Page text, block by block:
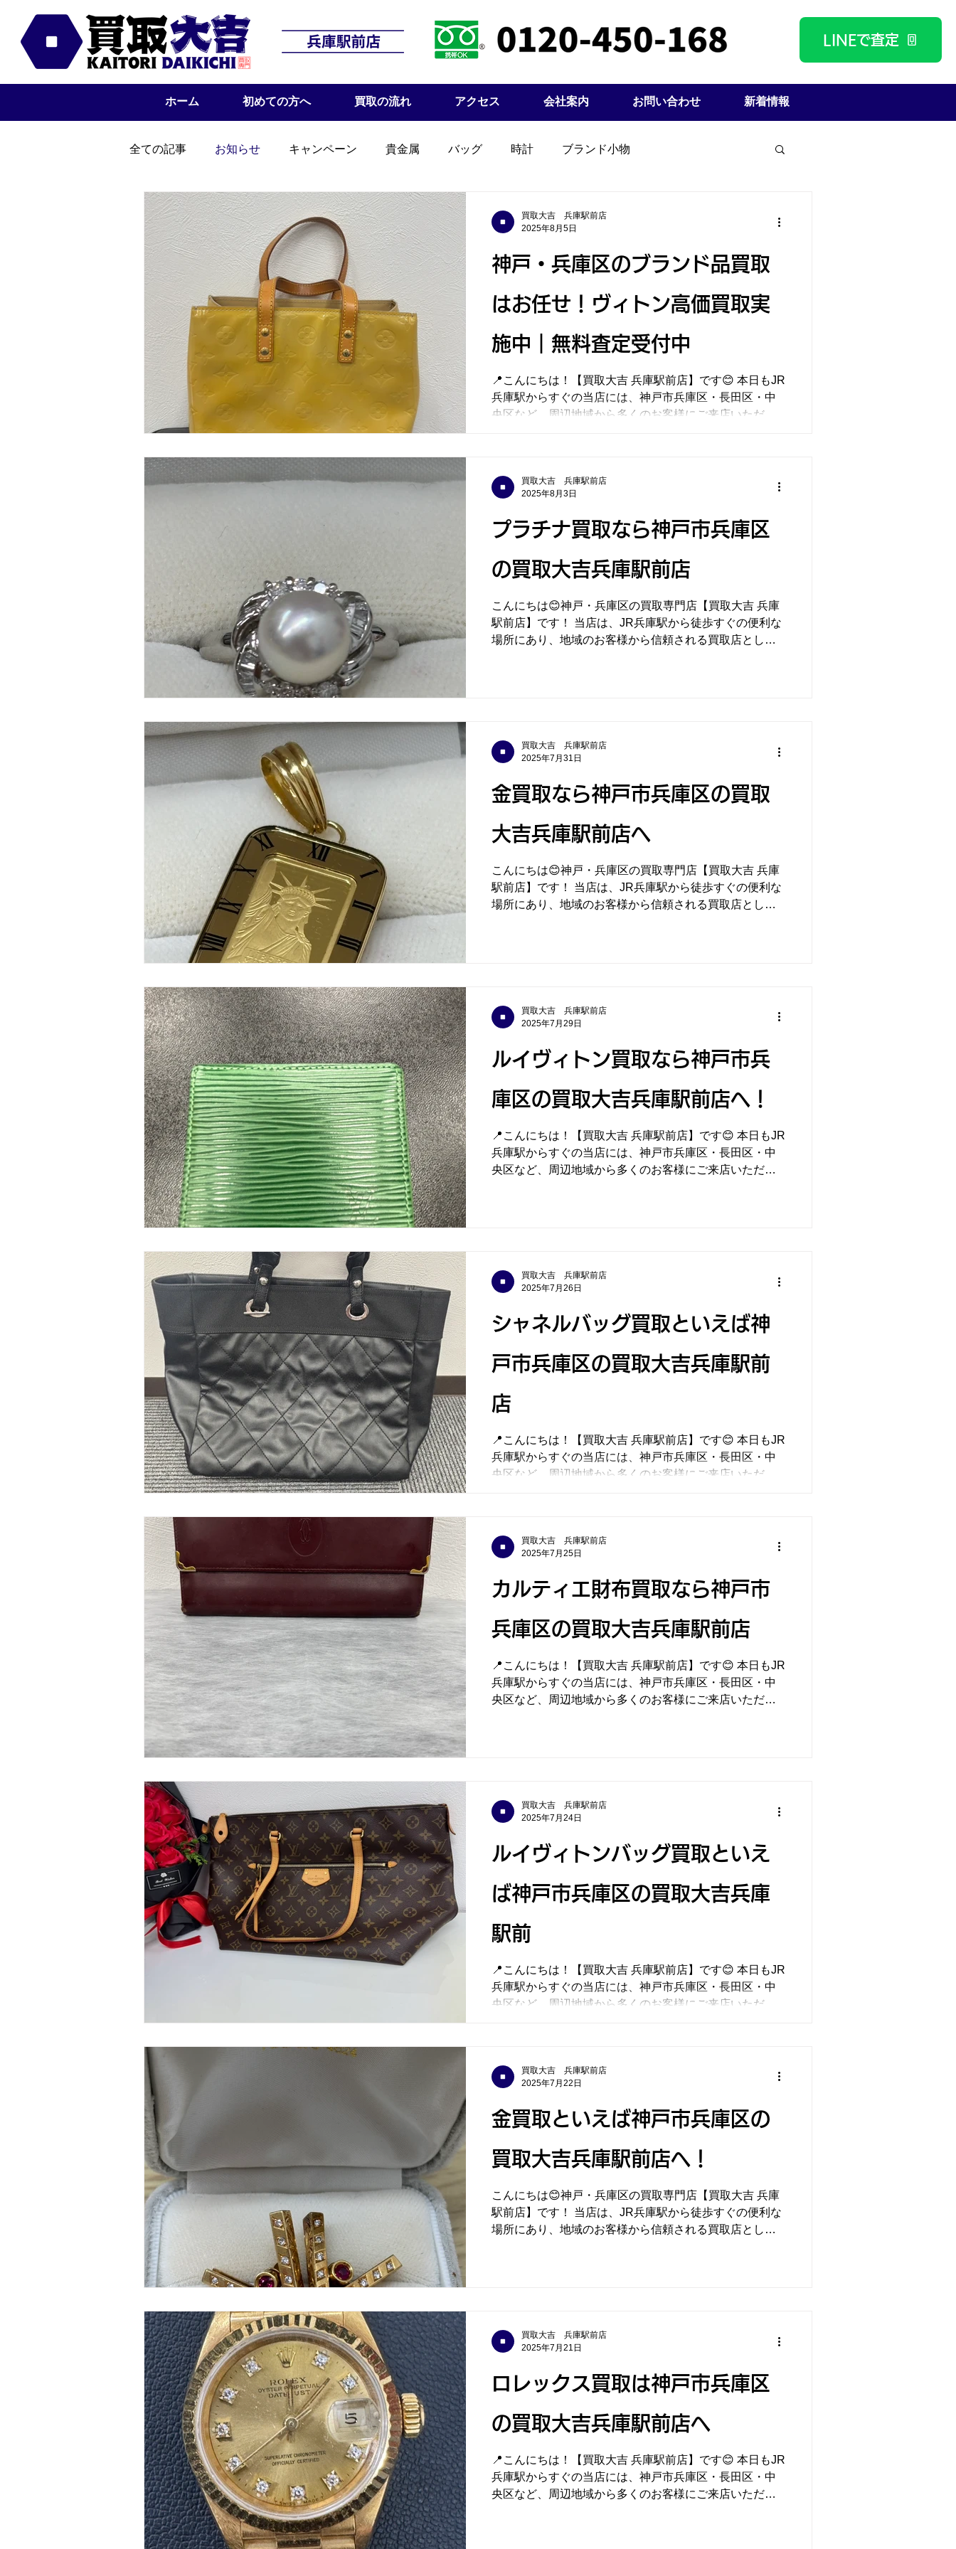
LINEで査定
ホーム 初めての方へ 買取の流れ アクセス 会社案内 お問い合わせ 新着情報
全ての記事 お知らせ キャンペーン 貴金属 バッグ 時計 ブランド小物
神戸・兵庫区のブランド品買取
はお任せ！ヴィトン高価買取実
施中｜無料査定受付中
📍こんにちは！【買取大吉 兵庫駅前店】です😊 本日もJR
兵庫駅からすぐの当店には、神戸市兵庫区・長田区・中
央区など、周辺地域から多くのお客様にご来店いただい
買取大吉 兵庫駅前店
2025年8月5日
プラチナ買取なら神戸市兵庫区
の買取大吉兵庫駅前店
こんにちは😊神戸・兵庫区の買取専門店【買取大吉 兵庫
駅前店】です！ 当店は、JR兵庫駅から徒歩すぐの便利な
場所にあり、地域のお客様から信頼される買取店として
買取大吉 兵庫駅前店
2025年8月3日
金買取なら神戸市兵庫区の買取
大吉兵庫駅前店へ
こんにちは😊神戸・兵庫区の買取専門店【買取大吉 兵庫
駅前店】です！ 当店は、JR兵庫駅から徒歩すぐの便利な
場所にあり、地域のお客様から信頼される買取店として
買取大吉 兵庫駅前店
2025年7月31日
ルイヴィトン買取なら神戸市兵
庫区の買取大吉兵庫駅前店へ！
📍こんにちは！【買取大吉 兵庫駅前店】です😊 本日もJR
兵庫駅からすぐの当店には、神戸市兵庫区・長田区・中
央区など、周辺地域から多くのお客様にご来店いただい
買取大吉 兵庫駅前店
2025年7月29日
シャネルバッグ買取といえば神
戸市兵庫区の買取大吉兵庫駅前
店
📍こんにちは！【買取大吉 兵庫駅前店】です😊 本日もJR
兵庫駅からすぐの当店には、神戸市兵庫区・長田区・中
央区など、周辺地域から多くのお客様にご来店いただい
買取大吉 兵庫駅前店
2025年7月26日
カルティエ財布買取なら神戸市
兵庫区の買取大吉兵庫駅前店
📍こんにちは！【買取大吉 兵庫駅前店】です😊 本日もJR
兵庫駅からすぐの当店には、神戸市兵庫区・長田区・中
央区など、周辺地域から多くのお客様にご来店いただい
買取大吉 兵庫駅前店
2025年7月25日
ルイヴィトンバッグ買取といえ
ば神戸市兵庫区の買取大吉兵庫
駅前
📍こんにちは！【買取大吉 兵庫駅前店】です😊 本日もJR
兵庫駅からすぐの当店には、神戸市兵庫区・長田区・中
央区など、周辺地域から多くのお客様にご来店いただい
買取大吉 兵庫駅前店
2025年7月24日
金買取といえば神戸市兵庫区の
買取大吉兵庫駅前店へ！
こんにちは😊神戸・兵庫区の買取専門店【買取大吉 兵庫
駅前店】です！ 当店は、JR兵庫駅から徒歩すぐの便利な
場所にあり、地域のお客様から信頼される買取店として
買取大吉 兵庫駅前店
2025年7月22日
ロレックス買取は神戸市兵庫区
の買取大吉兵庫駅前店へ
📍こんにちは！【買取大吉 兵庫駅前店】です😊 本日もJR
兵庫駅からすぐの当店には、神戸市兵庫区・長田区・中
央区など、周辺地域から多くのお客様にご来店いただい
買取大吉 兵庫駅前店
2025年7月21日